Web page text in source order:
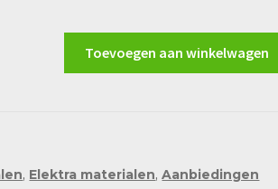
Toevoegen aan winkelwagen
, Elektra materialen,Aanbiedingen